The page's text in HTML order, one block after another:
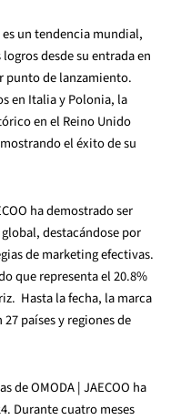
es un tendencia mundial,
desde su entrada en
punto de lanzamiento.
en Italia y Polonia, la
en el Reino Unido
el éxito de su
ha demostrado ser
destacándose por
de marketing efectivas.
que representa el 20.8%
Hasta la fecha, la marca
países y regiones de
de OMODA | JAECOO ha
Durante cuatro meses